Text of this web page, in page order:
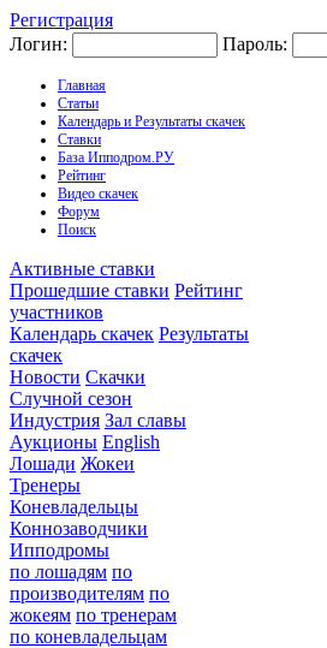
Регистрация
Логин:
Пароль:
Главная
Статьи
Календарь и Результаты скачек
Ставки
База Ипподром.РУ
Рейтинг
Видео скачек
Форум
Поиск
Активные ставки
Прошедшие ставки Рейтинг
участников
Календарь скачек Результаты
скачек
Новости Скачки
Случной сезон
Индустрия Зал славы
Аукционы English
Лошади Жокеи
Тренеры
Коневладельцы
Коннозаводчики
Ипподромы
по лошадям по
производителям по
жокеям по тренерам
по коневладельцам